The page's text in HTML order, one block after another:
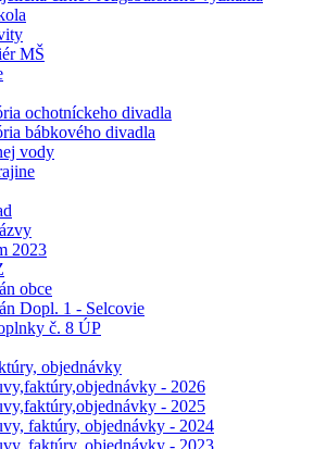
MŠ
ochotníckeho divadla
bábkového divadla
vody
2023
obce
Dopl. 1 - Selcovie
č. 8 ÚP
objednávky
- 2026
- 2025
faktúry, objednávky - 2024
faktúry, objednávky - 2023